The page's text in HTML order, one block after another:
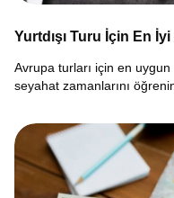
Yurtdışı Turu İçin En
Avrupa turları için en
seyahat zamanlarını